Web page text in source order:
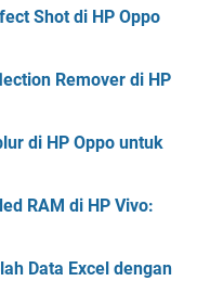
Shot di HP Oppo
Remover di HP
di HP Oppo untuk
RAM di HP Vivo:
Data Excel dengan